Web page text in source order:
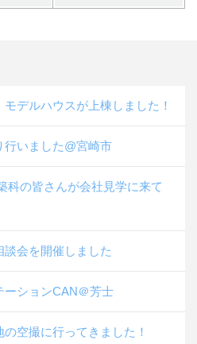
モデルハウスが上棟しました！
行いました@宮崎市
科の皆さんが会社見学に来て
談会を開催しました
ーションCAN＠芳士
の空撮に行ってきました！